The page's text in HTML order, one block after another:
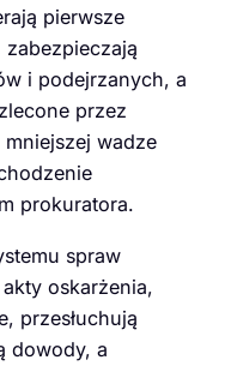
pierwsze
i podejrzanych, a
przez
wadze
prokuratora.
spraw
oskarżenia,
przesłuchują
dowody, a